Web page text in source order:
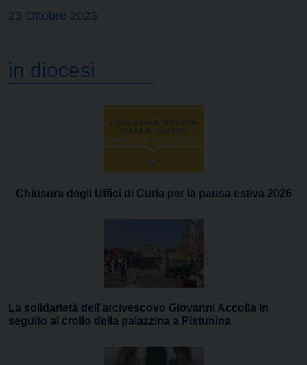
23 Ottobre 2023
in diocesi
Chiusura degli Uffici di Curia per la pausa estiva 2026
La solidarietà dell’arcivescovo Giovanni Accolla In
seguito al crollo della palazzina a Pistunina